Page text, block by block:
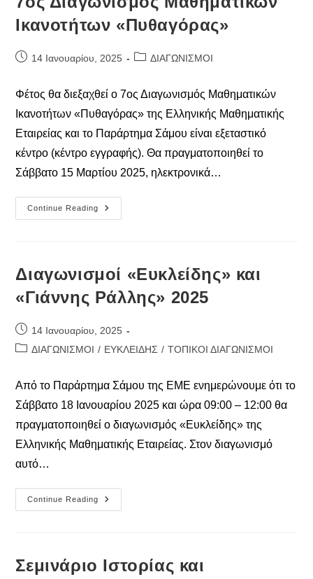
ΕΥΚΛΕΙΔΗΣ”
Ικανοτήτων «Πυθαγόρας»
Post14 Ιανουαρίου, 2025
PostΔΙΑΓΩΝΙΣΜΟΙ
Φέτος θα διεξαχθεί ο 7ος Διαγωνισμός Μαθηματικών
Ικανοτήτων «Πυθαγόρας» της Ελληνικής Μαθηματικής
Εταιρείας και το Παράρτημα Σάμου είναι εξεταστικό
κέντρο (κέντρο εγγραφής). Θα πραγματοποιηθεί το
Σάββατο 15 Μαρτίου 2025, ηλεκτρονικά…
Continue Reading
7ος
Διαγωνισμός
Διαγωνισμοί «Ευκλείδης» και
«Γιάννης Ράλλης» 2025
Post
published:
14 Ιανουαρίου, 2025
PostΔΙΑΓΩΝΙΣΜΟΙ / ΕΥΚΛΕΙΔΗΣ / ΤΟΠΙΚΟΙ ΔΙΑΓΩΝΙΣΜΟΙ
Από το Παράρτημα Σάμου της ΕΜΕ ενημερώνουμε ότι το
Σάββατο 18 Ιανουαρίου 2025 και ώρα 09:00 – 12:00 θα
πραγματοποιηθεί ο διαγωνισμός «Ευκλείδης» της
Ελληνικής Μαθηματικής Εταιρείας. Στον διαγωνισμό
αυτό…
Continue Reading
Διαγωνισμοί
«Ευκλείδης»
Σεμινάριο Iστορίας και